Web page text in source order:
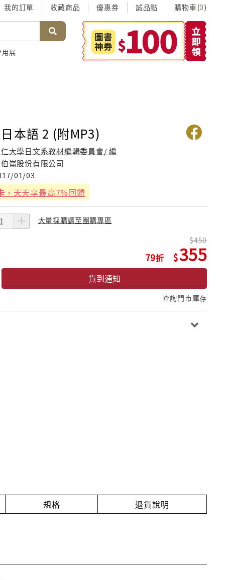
我的訂單 收藏商品 優惠券 誠品點 購物車(0)
用展
本語 2 (附MP3)
大學日文系教材編輯委員會/ 編
崙股份有限公司
01/03
，天天享最高7%回饋
大量採購請至團購專區
79
450
355
貨到通知
查詢門市庫存
規格 退貨說明